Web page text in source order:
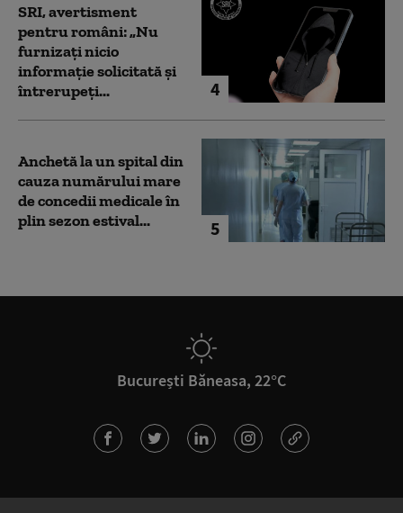
4
SRI, avertisment
pentru români: „Nu
furnizați nicio
informație solicitată și
întrerupeți...
5
Anchetă la un spital din
cauza numărului mare
de concedii medicale în
plin sezon estival...
București Băneasa, 22°C